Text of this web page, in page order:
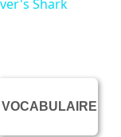
Shark
VOCABULAIRE